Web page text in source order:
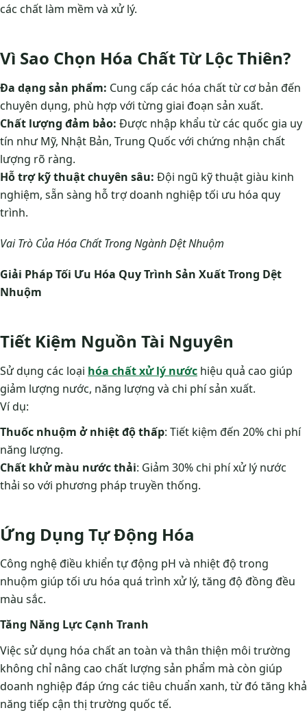
các chất làm mềm và xử lý​.
Vì Sao Chọn Hóa Chất Từ Lộc Thiên?
Đa dạng sản phẩm: Cung cấp các hóa chất từ cơ bản đến
chuyên dụng, phù hợp với từng giai đoạn sản xuất.
Chất lượng đảm bảo: Được nhập khẩu từ các quốc gia uy
tín như Mỹ, Nhật Bản, Trung Quốc với chứng nhận chất
lượng rõ ràng.
Hỗ trợ kỹ thuật chuyên sâu: Đội ngũ kỹ thuật giàu kinh
nghiệm, sẵn sàng hỗ trợ doanh nghiệp tối ưu hóa quy
trình.
Vai Trò Của Hóa Chất Trong Ngành Dệt Nhuộm
Giải Pháp Tối Ưu Hóa Quy Trình Sản Xuất Trong Dệt
Nhuộm
Tiết Kiệm Nguồn Tài Nguyên
Sử dụng các loại hóa chất xử lý nước hiệu quả cao giúp
giảm lượng nước, năng lượng và chi phí sản xuất.
Ví dụ:
Thuốc nhuộm ở nhiệt độ thấp: Tiết kiệm đến 20% chi phí
năng lượng.
Chất khử màu nước thải: Giảm 30% chi phí xử lý nước
thải so với phương pháp truyền thống.
Ứng Dụng Tự Động Hóa
Công nghệ điều khiển tự động pH và nhiệt độ trong
nhuộm giúp tối ưu hóa quá trình xử lý, tăng độ đồng đều
màu sắc.
Tăng Năng Lực Cạnh Tranh
Việc sử dụng hóa chất an toàn và thân thiện môi trường
không chỉ nâng cao chất lượng sản phẩm mà còn giúp
doanh nghiệp đáp ứng các tiêu chuẩn xanh, từ đó tăng khả
năng tiếp cận thị trường quốc tế.